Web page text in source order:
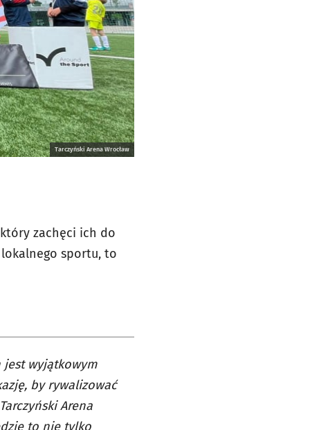
Tarczyński Arena Wrocław
zachęci ich do
sportu, to
wyjątkowym
by rywalizować
Arena
to nie tylko